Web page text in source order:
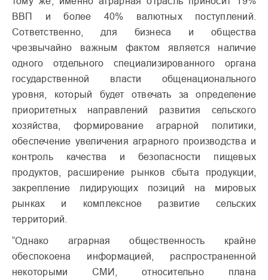
ВВП и более 40% валютных поступлений.
Сответственно, для бизнеса и общества
чрезвычайно важным фактом является наличие
одного отдельного специализированного органа
государственной власти общенационального
уровня, который будет отвечать за определение
приоритетных направлений развития сельского
хозяйства, формирование аграрной политики,
обеспечение увеличения аграрного производства и
контроль качества и безопасности пищевых
продуктов, расширение рынков сбыта продукции,
закрепление лидирующих позиций на мировых
рынках и комплексное развитие сельских
территорий.
“Однако аграрная общественность крайне
обеспокоена информацией, распространенной
некоторыми СМИ, относительно плана